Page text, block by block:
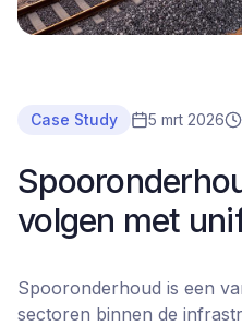
Case Study 5 mrt 2026
volgen met
Spooronderhoud is een
sectoren binnen de